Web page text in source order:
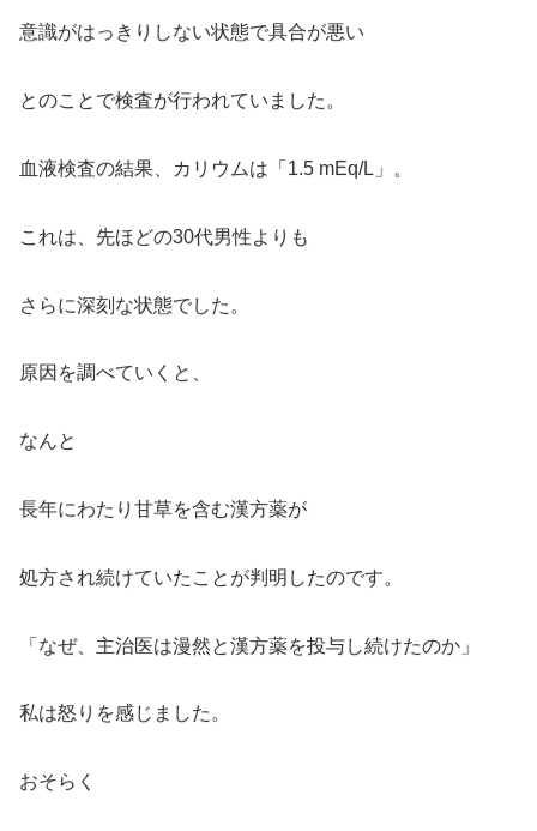
意識がはっきりしない状態で具合が悪い
とのことで検査が行われていました。
血液検査の結果、カリウムは「1.5 mEq/L」。
これは、先ほどの30代男性よりも
さらに深刻な状態でした。
原因を調べていくと、
なんと
長年にわたり甘草を含む漢方薬が
処方され続けていたことが判明したのです。
「なぜ、主治医は漫然と漢方薬を投与し続けたのか」
私は怒りを感じました。
おそらく